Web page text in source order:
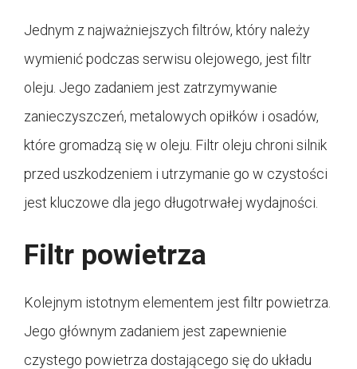
Jednym z najważniejszych filtrów, który należy
wymienić podczas serwisu olejowego, jest filtr
oleju. Jego zadaniem jest zatrzymywanie
zanieczyszczeń, metalowych opiłków i osadów,
które gromadzą się w oleju. Filtr oleju chroni silnik
przed uszkodzeniem i utrzymanie go w czystości
jest kluczowe dla jego długotrwałej wydajności.
Filtr powietrza
Kolejnym istotnym elementem jest filtr powietrza.
Jego głównym zadaniem jest zapewnienie
czystego powietrza dostającego się do układu